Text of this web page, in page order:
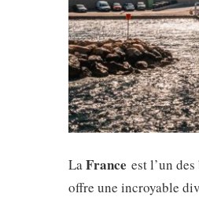
La France est l’un
offre une incroyable